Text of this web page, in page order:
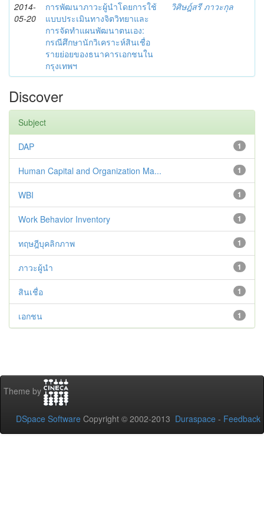
2014-
05-20
การพัฒนาภาวะผู้นำโดยการใช้
แบบประเมินทางจิตวิทยาและ
การจัดทำแผนพัฒนาตนเอง:
กรณีศึกษานักวิเคราะห์สินเชื่อ
รายย่อยของธนาคารเอกชนใน
กรุงเทพฯ
วิศิษฎ์สรี ภาวะกุล
Discover
Subject
1
DAP
1
Human Capital and Organization Ma...
1
WBI
1
Work Behavior Inventory
1
ทฤษฎีบุคลิกภาพ
1
ภาวะผู้นำ
1
สินเชื่อ
1
เอกชน
Theme by
DSpace Software Copyright © 2002-2013 Duraspace - Feedback